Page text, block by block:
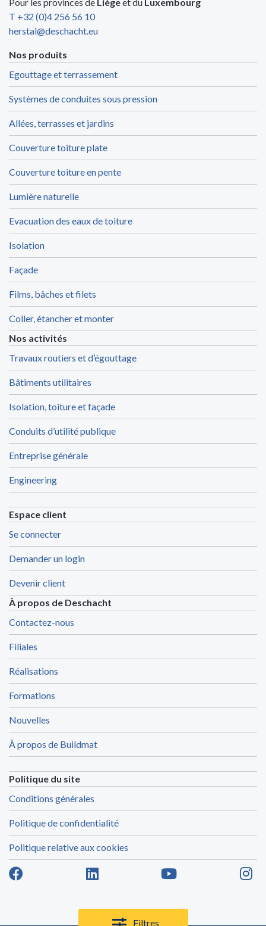
Filtres
T +32 (0)4 256 56 10
herstal@deschacht.eu
Nos produits
Egouttage et terrassement
Systèmes de conduites sous pression
Allées, terrasses et jardins
Couverture toiture plate
Couverture toiture en pente
Lumière naturelle
Evacuation des eaux de toiture
Isolation
Façade
Films, bâches et filets
Coller, étancher et monter
Nos activités
Travaux routiers et d’égouttage
Bâtiments utilitaires
Isolation, toiture et façade
Conduits d’utilité publique
Entreprise générale
Engineering
Espace client
Se connecter
Demander un login
Devenir client
À propos de Deschacht
Contactez-nous
Filiales
Réalisations
Formations
Nouvelles
À propos de Buildmat
Politique du site
Conditions générales
Politique de confidentialité
Politique relative aux cookies